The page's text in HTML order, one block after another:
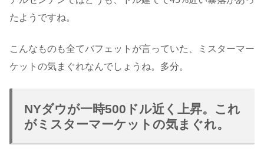
たようですね。
こんなものも全てバフェットが言っていた、ミスターマー
ケットの気まぐれなんでしょうね。多分。
NYダウが一時500ドル近く上昇。これ
がミスターマーケットの気まぐれ。